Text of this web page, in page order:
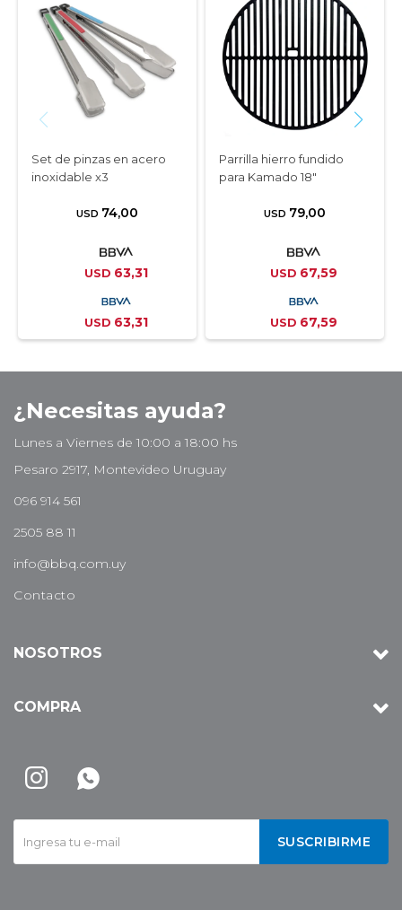
Set de pinzas en acero
inoxidable x3
USD 74,00
USD 63,31
USD 63,31
Parrilla hierro fundido
para Kamado 18"
USD 79,00
USD 67,59
USD 67,59
 
SUSCRIBIRME
¿Necesitas ayuda?
Lunes a Viernes de 10:00 a 18:00 hs
Pesaro 2917, Montevideo Uruguay
096 914 561
2505 88 11
info@bbq.com.uy
Contacto
NOSOTROS
COMPRA